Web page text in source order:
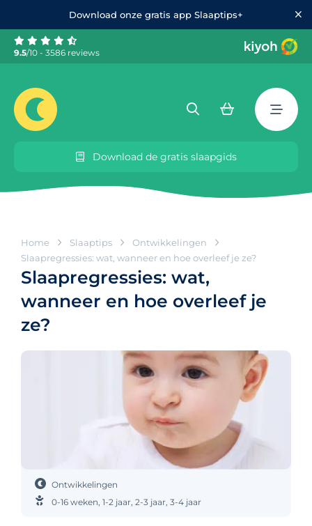
Download onze gratis app Slaaptips+
9.5/10 - 3586 reviews
Download de gratis slaapgids
Home Slaaptips
Ontwikkelingen
Slaapregressies: wat, wanneer en hoe overleef je ze?
Slaapregressies: wat,
wanneer en hoe overleef je
ze?
Ontwikkelingen
0-16 weken 1-2 jaar 2-3 jaar 3-4 jaar